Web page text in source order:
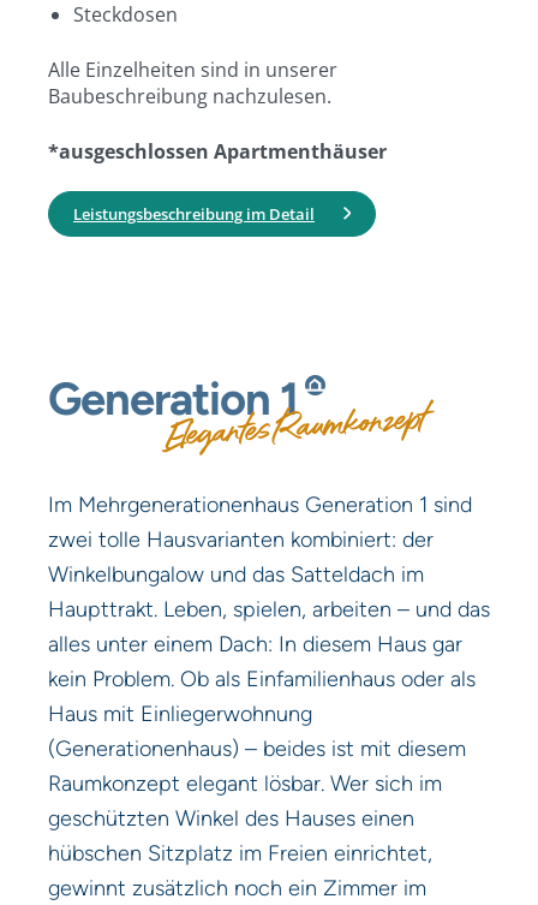
Steckdosen
Alle Einzelheiten sind in unserer
Baubeschreibung nachzulesen.
*ausgeschlossen Apartmenthäuser
Leistungsbeschreibung im Detail
Generation 1
Elegantes Raumkonzept
Im Mehrgenerationenhaus Generation 1 sind
zwei tolle Hausvarianten kombiniert: der
Winkelbungalow und das Satteldach im
Haupttrakt. Leben, spielen, arbeiten – und das
alles unter einem Dach: In diesem Haus gar
kein Problem. Ob als Einfamilienhaus oder als
Haus mit Einliegerwohnung
(Generationenhaus) – beides ist mit diesem
Raumkonzept elegant lösbar. Wer sich im
geschützten Winkel des Hauses einen
hübschen Sitzplatz im Freien einrichtet,
gewinnt zusätzlich noch ein Zimmer im